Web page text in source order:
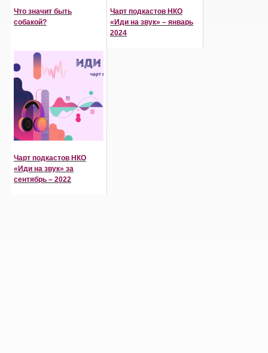
Что значит быть
собакой?
Чарт подкастов НКО
«Иди на звук» – январь
2024
Чарт подкастов НКО
«Иди на звук» за
сентябрь – 2022